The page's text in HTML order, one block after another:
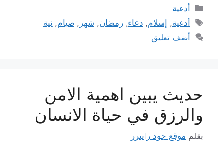
التصنيفات
أدعية
الوسوم
أدعية, إسلام, دعاء,رمضان, شهر ,صيام, نية
أضف تعليق
حديث يبين اهمية الامن
والرزق في حياة الانسان
بقلم موقع جود رايترز